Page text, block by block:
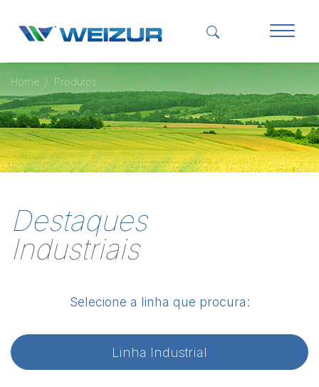
Home Produtos
Destaques
Industriais
Selecione a linha que procura:
Linha Industrial